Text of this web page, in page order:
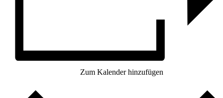
Zum Kalender hinzufügen